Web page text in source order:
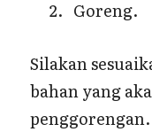
Goreng.
Silakan
bahan yang